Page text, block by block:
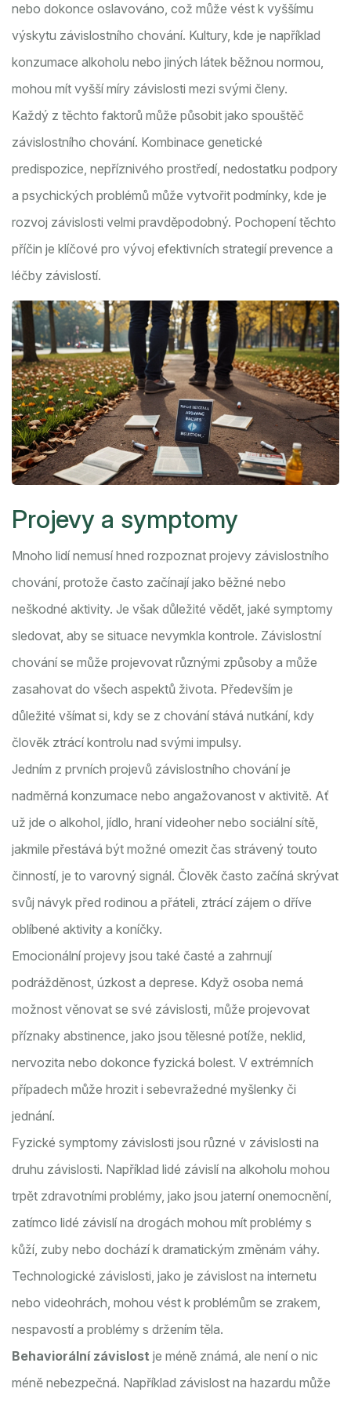
nebo dokonce oslavováno, což může vést k vyššímu
výskytu závislostního chování. Kultury, kde je například
konzumace alkoholu nebo jiných látek běžnou normou,
mohou mít vyšší míry závislosti mezi svými členy.
Každý z těchto faktorů může působit jako spouštěč
závislostního chování. Kombinace genetické
predispozice, nepříznivého prostředí, nedostatku podpory
a psychických problémů může vytvořit podmínky, kde je
rozvoj závislosti velmi pravděpodobný. Pochopení těchto
příčin je klíčové pro vývoj efektivních strategií prevence a
léčby závislostí.
Projevy a symptomy
Mnoho lidí nemusí hned rozpoznat projevy závislostního
chování, protože často začínají jako běžné nebo
neškodné aktivity. Je však důležité vědět, jaké symptomy
sledovat, aby se situace nevymkla kontrole. Závislostní
chování se může projevovat různými způsoby a může
zasahovat do všech aspektů života. Především je
důležité všímat si, kdy se z chování stává nutkání, kdy
člověk ztrácí kontrolu nad svými impulsy.
Jedním z prvních projevů závislostního chování je
nadměrná konzumace nebo angažovanost v aktivitě. Ať
už jde o alkohol, jídlo, hraní videoher nebo sociální sítě,
jakmile přestává být možné omezit čas strávený touto
činností, je to varovný signál. Člověk často začíná skrývat
svůj návyk před rodinou a přáteli, ztrácí zájem o dříve
oblíbené aktivity a koníčky.
Emocionální projevy jsou také časté a zahrnují
podrážděnost, úzkost a deprese. Když osoba nemá
možnost věnovat se své závislosti, může projevovat
příznaky abstinence, jako jsou tělesné potíže, neklid,
nervozita nebo dokonce fyzická bolest. V extrémních
případech může hrozit i sebevražedné myšlenky či
jednání.
Fyzické symptomy závislosti jsou různé v závislosti na
druhu závislosti. Například lidé závislí na alkoholu mohou
trpět zdravotními problémy, jako jsou jaterní onemocnění,
zatímco lidé závislí na drogách mohou mít problémy s
kůží, zuby nebo dochází k dramatickým změnám váhy.
Technologické závislosti, jako je závislost na internetu
nebo videohrách, mohou vést k problémům se zrakem,
nespavostí a problémy s držením těla.
Behaviorální závislost je méně známá, ale není o nic
méně nebezpečná. Například závislost na hazardu může